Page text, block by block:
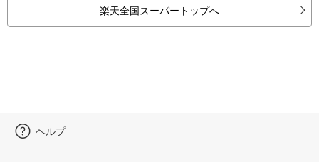
楽天全国スーパートップへ
ヘルプ